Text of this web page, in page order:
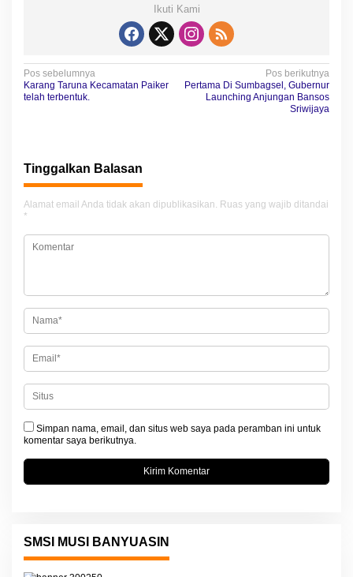
Ikuti Kami
N
a
g
a
s
i
p
s
Pos sebelumnya
Karang Taruna Kecamatan Paiker
telah terbentuk.
Pos berikutnya
Pertama Di Sumbagsel, Gubernur
Launching Anjungan Bansos
Sriwijaya
Tinggalkan Balasan
Alamat email Anda tidak akan dipublikasikan. Ruas yang wajib ditandai
*
Simpan nama, email, dan situs web saya pada peramban ini untuk
komentar saya berikutnya.
SMSI MUSI BANYUASIN